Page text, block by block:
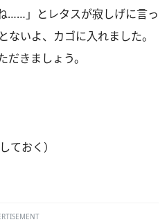
……」とレタスが寂しげに言っ
ないよ、カゴに入れました。
きましょう。
ておく）